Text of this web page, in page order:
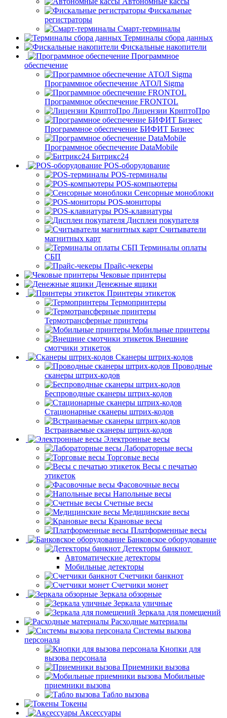
Фискальные
регистраторы
Смарт-терминалы
Терминалы сбора данных
Фискальные накопители
Программное
обеспечение
Программное обеспечение АТОЛ Sigma
Программное обеспечение FRONTOL
Лицензии КриптоПро
Программное обеспечение БИФИТ Бизнес
Программное обеспечение DataMobile
Битрикс24
POS-оборудование
POS-терминалы
POS-компьютеры
Сенсорные моноблоки
POS-мониторы
POS-клавиатуры
Дисплеи покупателя
Считыватели
магнитных карт
Терминалы оплаты
СБП
Прайс-чекеры
Чековые принтеры
Денежные ящики
Принтеры этикеток
Термопринтеры
Термотрансферные принтеры
Мобильные принтеры
Внешние
смотчики этикеток
Сканеры штрих-кодов
Проводные
сканеры штрих-кодов
Беспроводные сканеры штрих-кодов
Стационарные сканеры штрих-кодов
Встраиваемые сканеры штрих-кодов
Электронные весы
Лабораторные весы
Торговые весы
Весы с печатью
этикеток
Фасовочные весы
Напольные весы
Счетные весы
Медицинские весы
Крановые весы
Платформенные весы
Банковское оборудование
Детекторы банкнот
Автоматические детекторы
Мобильные детекторы
Счетчики банкнот
Счетчики монет
Зеркала обзорные
Зеркала уличные
Зеркала для помещений
Расходные материалы
Системы вызова
персонала
Кнопки для
вызова персонала
Приемники вызова
Мобильные
приемники вызова
Табло вызова
Токены
Аксессуары